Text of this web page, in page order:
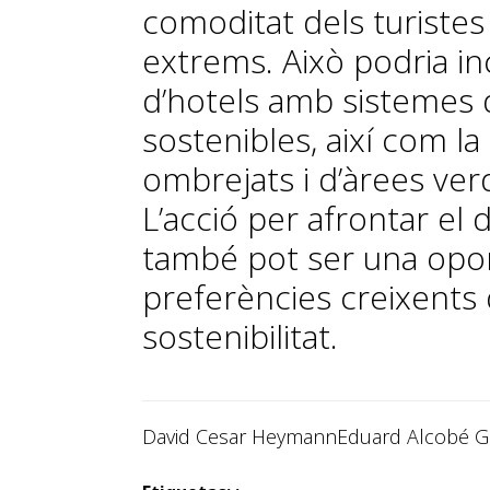
comoditat dels
extrems. Això podria
d’hotels amb
sostenibles, així com
ombrejats i d’àrees
L’acció per afrontar el
també pot ser una
preferències
sostenibilitat.
David Cesar HeymannEduard Alcobé